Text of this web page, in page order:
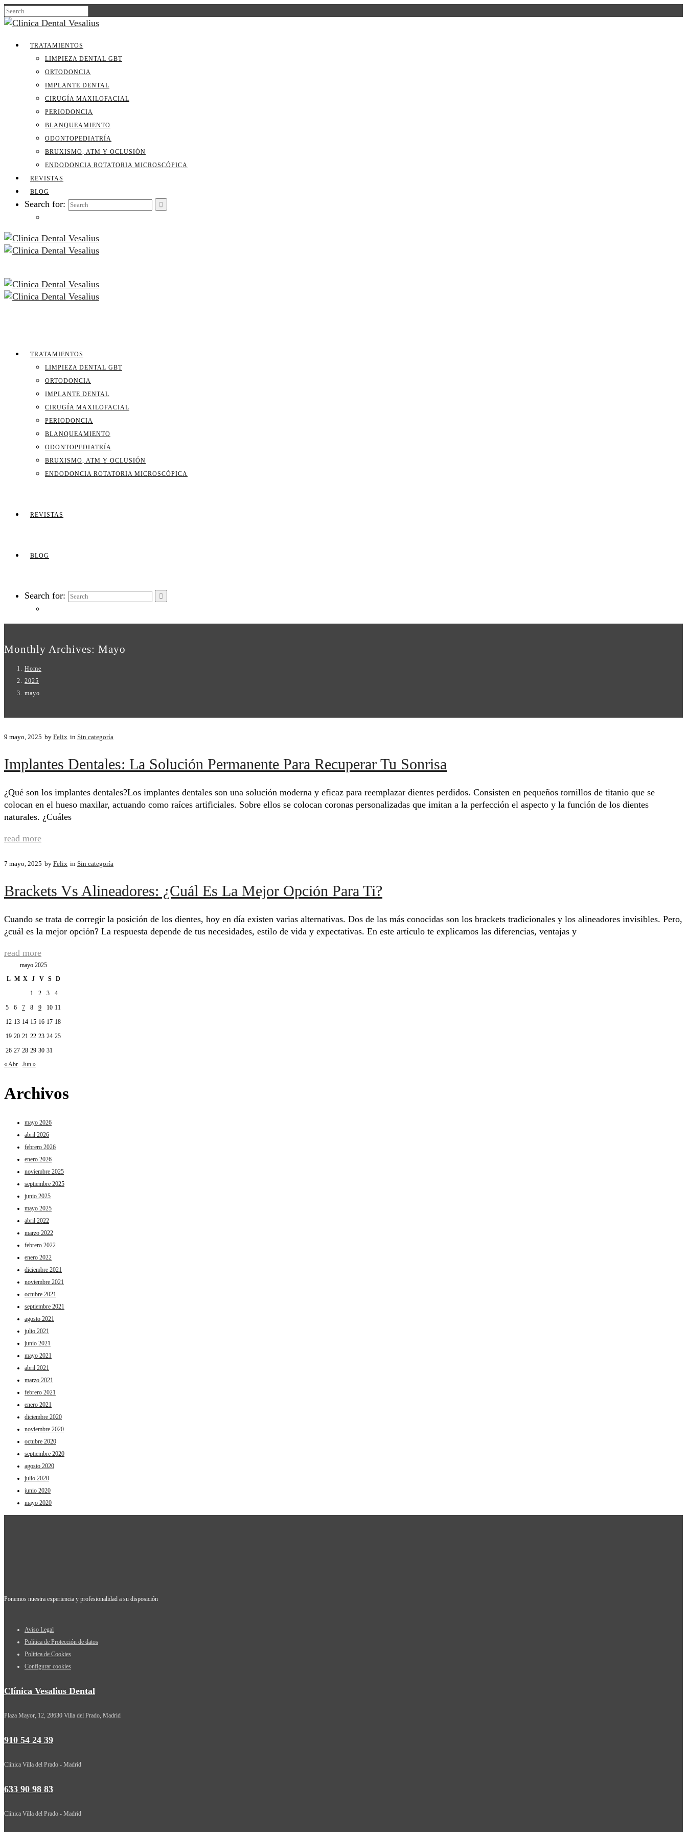
TRATAMIENTOS
LIMPIEZA DENTAL GBT
ORTODONCIA
IMPLANTE DENTAL
CIRUGÍA MAXILOFACIAL
PERIODONCIA
BLANQUEAMIENTO
ODONTOPEDIATRÍA
BRUXISMO, ATM Y OCLUSIÓN
ENDODONCIA ROTATORIA MICROSCÓPICA
REVISTAS
BLOG
Search for:
TRATAMIENTOS
LIMPIEZA DENTAL GBT
ORTODONCIA
IMPLANTE DENTAL
CIRUGÍA MAXILOFACIAL
PERIODONCIA
BLANQUEAMIENTO
ODONTOPEDIATRÍA
BRUXISMO, ATM Y OCLUSIÓN
ENDODONCIA ROTATORIA MICROSCÓPICA
REVISTAS
BLOG
Search for:
Monthly Archives: Mayo
Home
2025
mayo
9 mayo, 2025 by Felix in Sin categoría
Implantes Dentales: La Solución Permanente Para Recuperar Tu Sonrisa
¿Qué son los implantes dentales?Los implantes dentales son una solución moderna y eficaz para reemplazar dientes perdidos. Consisten en pequeños tornillos de titanio que se
colocan en el hueso maxilar, actuando como raíces artificiales. Sobre ellos se colocan coronas personalizadas que imitan a la perfección el aspecto y la función de los dientes
naturales. ¿Cuáles
read more
7 mayo, 2025 by Felix in Sin categoría
Brackets Vs Alineadores: ¿Cuál Es La Mejor Opción Para Ti?
Cuando se trata de corregir la posición de los dientes, hoy en día existen varias alternativas. Dos de las más conocidas son los brackets tradicionales y los alineadores invisibles. Pero,
¿cuál es la mejor opción? La respuesta depende de tus necesidades, estilo de vida y expectativas. En este artículo te explicamos las diferencias, ventajas y
read more
mayo 2025
L M X J V S
D
1
2 3
4
5
6 7 8 9 10 11
12 13 14 15 16 17 18
19 20 21 22 23 24 25
26 27 28 29 30 31
« Abr
Jun »
Archivos
mayo 2026
abril 2026
febrero 2026
enero 2026
noviembre 2025
septiembre 2025
junio 2025
mayo 2025
abril 2022
marzo 2022
febrero 2022
enero 2022
diciembre 2021
noviembre 2021
octubre 2021
septiembre 2021
agosto 2021
julio 2021
junio 2021
mayo 2021
abril 2021
marzo 2021
febrero 2021
enero 2021
diciembre 2020
noviembre 2020
octubre 2020
septiembre 2020
agosto 2020
julio 2020
junio 2020
mayo 2020
Ponemos nuestra experiencia y profesionalidad a su disposición
Aviso Legal
Política de Protección de datos
Política de Cookies
Configurar cookies
Clínica Vesalius Dental
Plaza Mayor, 12, 28630 Villa del Prado, Madrid
910 54 24 39
Clínica Villa del Prado - Madrid
633 90 98 83
Clínica Villa del Prado - Madrid